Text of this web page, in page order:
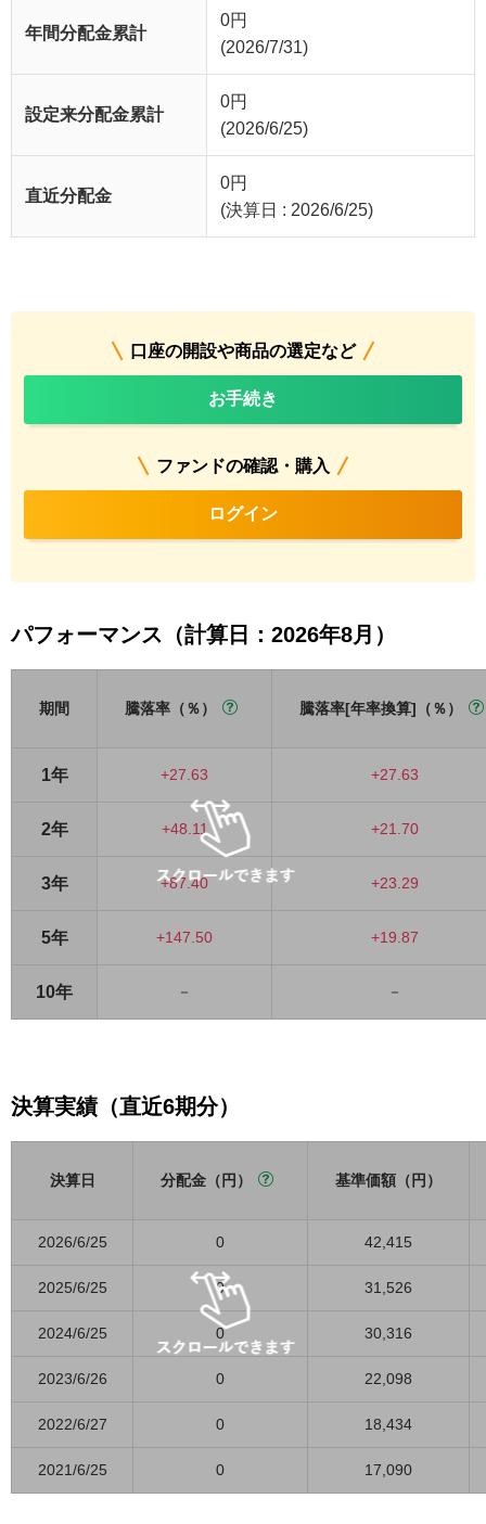
年間分配金累計
0円
(2026/7/31)
設定来分配金累計
0円
(2026/6/25)
直近分配金
0円
(決算日 : 2026/6/25)
口座の開設や商品の選定など
お手続き
ファンドの確認・購入
ログイン
パフォーマンス（計算日：2026年8月）
期間 騰落率（％） 騰落率[年率換算]（％）
1年 +27.63 +27.63
2年 +48.11 +21.70
3年 +87.40 +23.29
5年 +147.50 +19.87
10年 － －
決算実績（直近6期分）
決算日 分配金（円） 基準価額（円）
2026/6/25 0 42,415
2025/6/25 0 31,526
2024/6/25 0 30,316
2023/6/26 0 22,098
2022/6/27 0 18,434
2021/6/25 0 17,090